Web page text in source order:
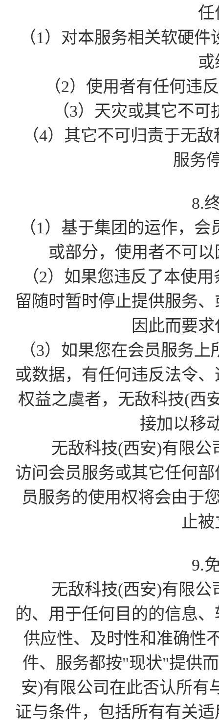
任
（1）对本服务相关软硬
或
（2）使用者有任何违
（3）天灾或其它不
（4）其它不可归责于无
服务
8.
（1）基于集团的运作，
或部分，使用者不可
（2）如果您违反了本使
留随时暂时停止提供服务
因此而要
（3）如果您在会员服务
或数据，有任何违反法令
权益之虞者，无敌科技(西
接加以移
无敌科技(西安)有限公
访问会员服务或其它任何
员服务的使用权将会由于
止
9.
无敌科技(西安)有限公
的、用于任何目的的信息
供应性、及时性和准确性
件、服务都按"现状"提供
安)有限公司在此否认所有
证与条件，包括所有有关